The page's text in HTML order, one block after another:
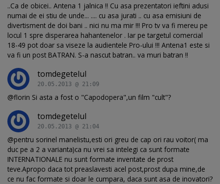
..Ca de obicei.. Antena 1 jalnica !! Cu asa prezentatori ieftini adusi
numai de ei stiu de unde... .... cu asa jurati .. cu asa emisiuni de
divertisment de doi bani .. nici nu ma mir !!! Pro tv va fi mereu pe
locul 1 spre disperarea hahantenelor . Iar pe targetul comercial
18-49 pot doar sa viseze la audientele Pro-ului !!! Antena1 este si
va fi un post BATRAN. S-a nascut batran.. va muri batran !!
tomdegetelul
20.05.2013 @ 21:09
@florin Si asta a fost o "Capodopera",un film "cult"?
tomdegetelul
20.05.2013 @ 21:04
@pentru sorinel manelistu,esti ori greu de cap ori rau voitor( ma
duc pe a 2 a varianta)ca nu vrei sa intelegi ca sunt formate
INTERNATIONALE nu sunt formate inventate de prost
teve.Apropo daca tot preaslavesti acel post,prost dupa mine,de
ce nu fac formate si doar le cumpara, daca sunt asa de inovatori?